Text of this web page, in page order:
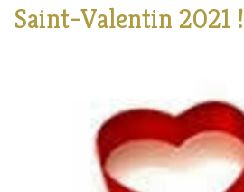
Saint-Valentin 2021 !